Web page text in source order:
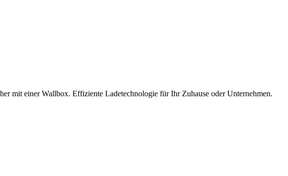
mit einer Wallbox. Effiziente Ladetechnologie für Ihr Zuhause oder Unternehmen.